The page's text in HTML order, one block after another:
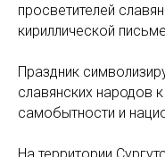
просветителей
кириллической
Праздник
славянских народов
самобытности и